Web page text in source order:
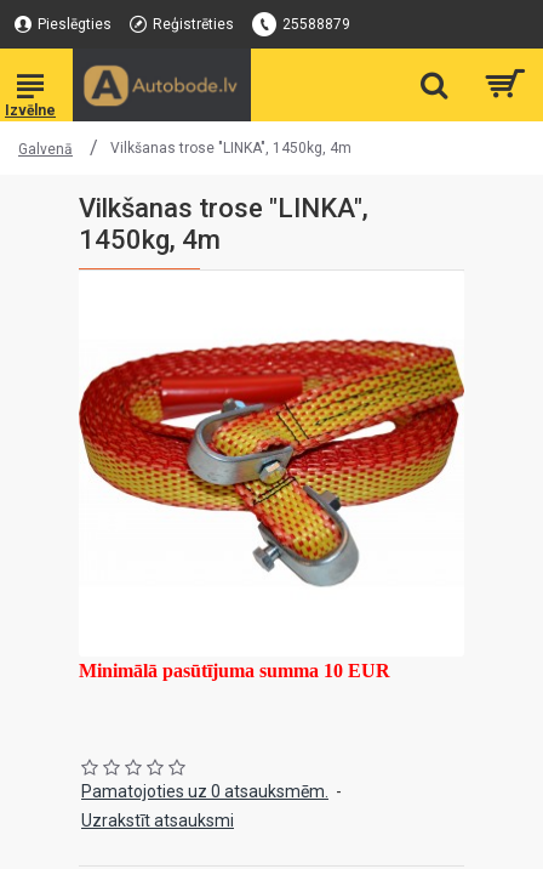
Pieslēgties Reģistrēties 25588879
Galvenā Vilkšanas trose "LINKA", 1450kg, 4m
Vilkšanas trose "LINKA",
1450kg, 4m
Minimālā pasūtījuma summa 10 EUR
Pamatojoties uz 0 atsauksmēm.
-
Uzrakstīt atsauksmi